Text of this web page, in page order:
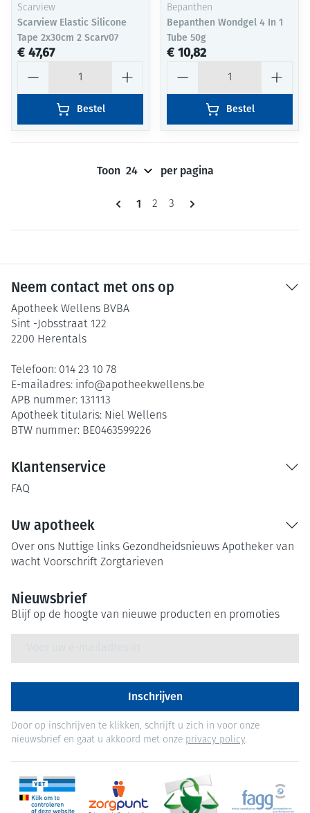
Scarview
Scarview Elastic Silicone
Tape 2x30cm 2 Scarv07
€ 47,67
Bestel
Bepanthen
Bepanthen Wondgel 4 In 1
Tube 50g
€ 10,82
Bestel
Pagina's
U lees momenteel pagina
1 Pagina
2 Pagina
3
Toon per pagina
Neem contact met ons op
Apotheek Wellens BVBA
Sint -Jobsstraat 122
2200 Herentals
Telefoon: 014 23 10 78
E-mailadres: info@apotheekwellens.be
APB nummer: 131113
Apotheek titularis: Niel Wellens
BTW nummer: BE0463599226
Klantenservice
FAQ
Uw apotheek
Over ons Nuttige links Gezondheidsnieuws Apotheker van
wacht Voorschrift Zorgtarieven
Nieuwsbrief
Blijf op de hoogte van nieuwe producten en promoties
Inschrijven
Door op inschrijven te klikken, schrijft u zich in voor onze
nieuwsbrief en gaat u akkoord met onze privacy policy.